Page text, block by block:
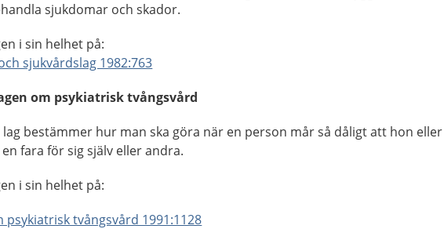
sjukdomar och skador.
i sin helhet på:
sjukvårdslag 1982:763
om psykiatrisk tvångsvård
lag bestämmer hur man ska göra när en person mår så dåligt att hon eller
fara för sig själv eller andra.
i sin helhet på:
psykiatrisk tvångsvård 1991:1128